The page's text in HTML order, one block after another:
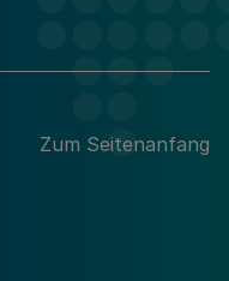
Zum Seitenanfang